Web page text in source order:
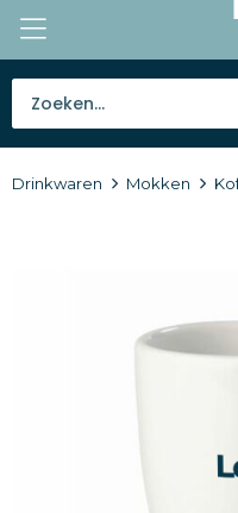
Tassen
Drinkwaren Mokken